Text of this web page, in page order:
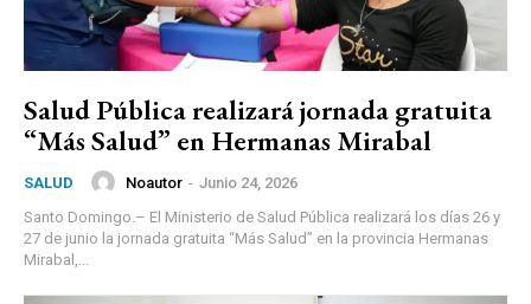
Salud Pública realizará jornada gratuita
“Más Salud” en Hermanas Mirabal
SALUD Noautor - Junio 24, 2026
Santo Domingo.– El Ministerio de Salud Pública realizará los días 26 y
27 de junio la jornada gratuita “Más Salud” en la provincia Hermanas
Mirabal,...